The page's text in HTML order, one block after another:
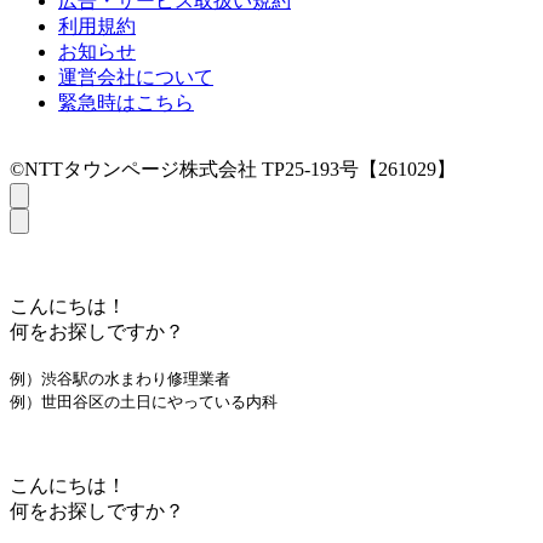
利用規約
お知らせ
運営会社について
緊急時はこちら
©NTTタウンページ株式会社 TP25-193号【261029】
こんにちは！
何をお探しですか？
例）渋谷駅の水まわり修理業者
例）世田谷区の土日にやっている内科
こんにちは！
何をお探しですか？